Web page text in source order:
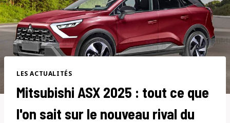
LES ACTUALITÉS
Mitsubishi ASX 2025 : tout ce que
l'on sait sur le nouveau rival du